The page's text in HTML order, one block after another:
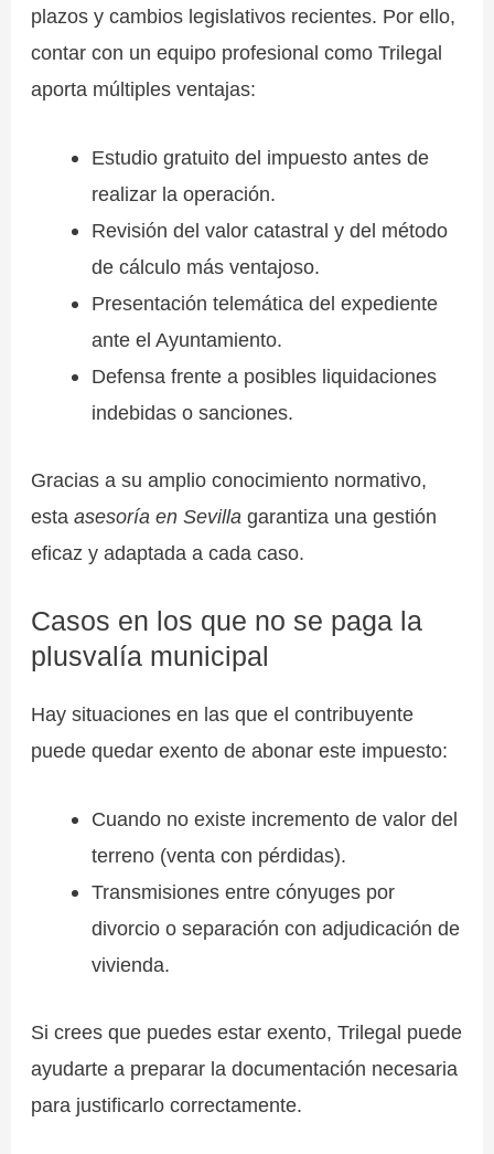
plazos y cambios legislativos recientes. Por ello,
contar con un equipo profesional como Trilegal
aporta múltiples ventajas:
Estudio gratuito del impuesto antes de
realizar la operación.
Revisión del valor catastral y del método
de cálculo más ventajoso.
Presentación telemática del expediente
ante el Ayuntamiento.
Defensa frente a posibles liquidaciones
indebidas o sanciones.
Gracias a su amplio conocimiento normativo,
estaasesoría en Sevilla garantiza una gestión
eficaz y adaptada a cada caso.
Casos en los que no se paga la
plusvalía municipal
Hay situaciones en las que el contribuyente
puede quedar exento de abonar este impuesto:
Cuando no existe incremento de valor del
terreno (venta con pérdidas).
Transmisiones entre cónyuges por
divorcio o separación con adjudicación de
vivienda.
Si crees que puedes estar exento, Trilegal puede
ayudarte a preparar la documentación necesaria
para justificarlo correctamente.